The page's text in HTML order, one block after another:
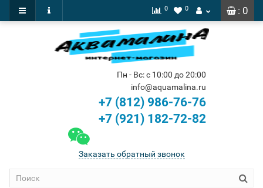
: 0
0 0
Пн - Вс: с 10:00 до 20:00
info@aquamalina.ru
+7 (812) 986-76-76
+7 (921) 182-72-82
Заказать обратный звонок